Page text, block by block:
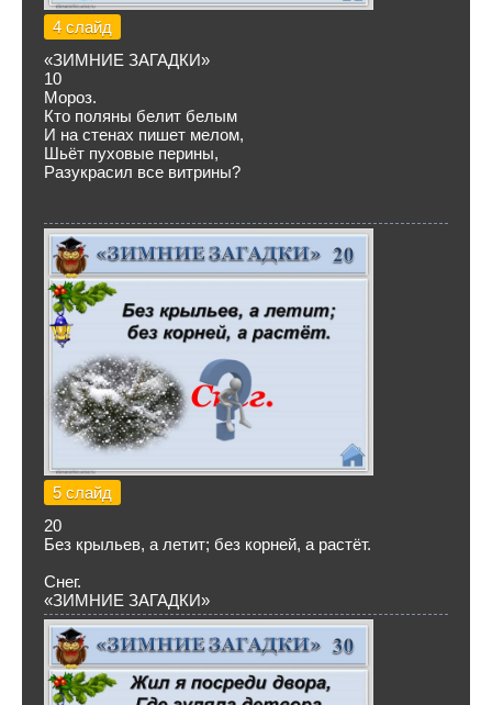
4 слайд
«ЗИМНИЕ ЗАГАДКИ»
10
Мороз.
Кто поляны белит белым
И на стенах пишет мелом,
Шьёт пуховые перины,
Разукрасил все витрины?
5 слайд
20
Без крыльев, а летит; без корней, а растёт.
Снег.
«ЗИМНИЕ ЗАГАДКИ»